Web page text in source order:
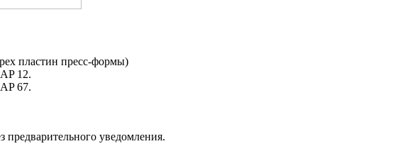
пластин пресс-формы)
12.
67.
предварительного уведомления.